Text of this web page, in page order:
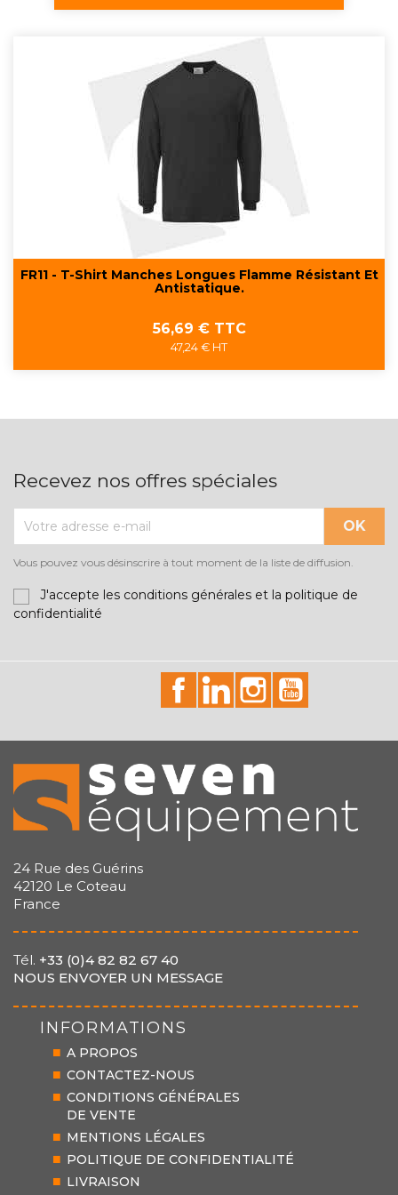
FR11 - T-Shirt Manches Longues Flamme Résistant Et
Antistatique.
Prix
56,69 € TTC
47,24 € HT
Recevez nos offres spéciales
Vous pouvez vous désinscrire à tout moment de la liste de diffusion.
J'accepte les conditions générales et la politique de
confidentialité
id="facebook-social"
id="linkedin-social"
id="instagram-
24 Rue des Guérins
42120 Le Coteau
France
Tél. +33 (0)4 82 82 67 40
NOUS ENVOYER UN MESSAGE
INFORMATIONS
A PROPOS
CONTACTEZ-NOUS
CONDITIONS GÉNÉRALES
DE VENTE
MENTIONS LÉGALES
POLITIQUE DE CONFIDENTIALITÉ
LIVRAISON